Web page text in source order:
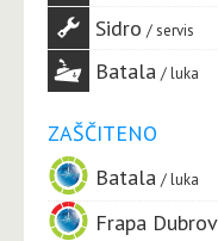
Sidro servis
Batala luka
ZAŠČITENO
Batala
luka
Frapa